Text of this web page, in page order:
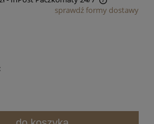
kosztów płatności
sprawdź formy dostawy